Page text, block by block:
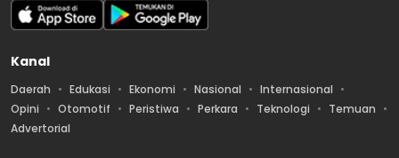
Kanal
Daerah Edukasi Ekonomi Nasional
Internasional
Opini
Otomotif Peristiwa Perkara Teknologi
Temuan
Advertorial